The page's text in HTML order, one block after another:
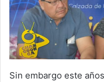
Sin embargo este años